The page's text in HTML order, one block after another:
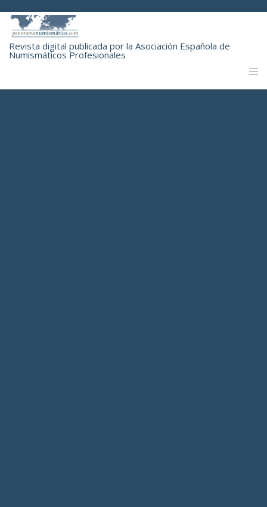
Revista digital publicada por la Asociación Española de
Numismáticos Profesionales